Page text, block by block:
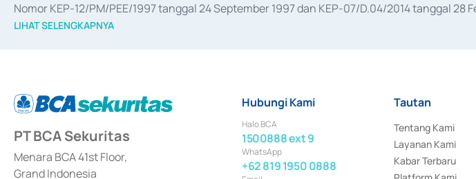
Nomor KEP-12/PM/PEE/1997 tanggal 24 September 1997 dan KEP-07/D.04/2014 tanggal
merger, akuisisi, divestasi, dan
LIHAT SELENGKAPNYA
PT BCA Sekuritas
Menara BCA 41st Floor,
Grand Indonesia
Hubungi Kami
Halo BCA
1500888 ext 9
WhatsApp
+62 819 1950 0888
Tautan
Tentang Kami
Layanan Kami
Kabar Terbaru